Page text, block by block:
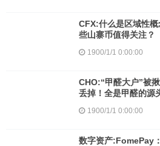
CFX:什么是区域性
些山寨币值得关注？
1900/1/1 0:00:00
CHO:“甲醛大户”被
丢掉！全是甲醛的源
1900/1/1 0:00:00
数字资产:FomePay